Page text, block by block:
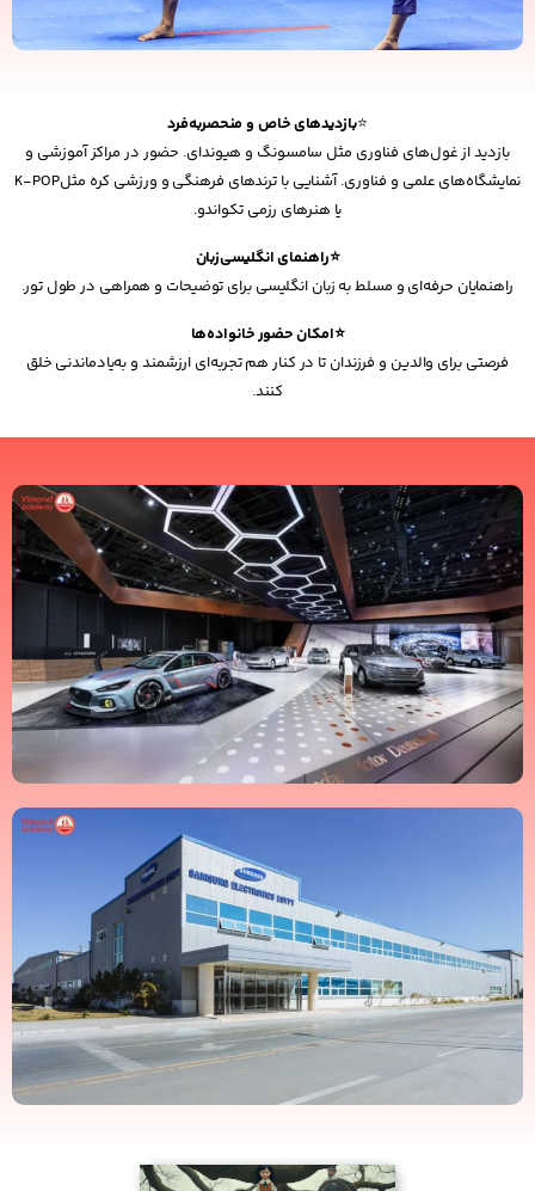
⭐بازدیدهای خاص و منحصربه‌فرد
بازدید از غول‌های فناوری مثل سامسونگ و هیوندای. حضور در مراکز آموزشی و
نمایشگاه‌های علمی و فناوری. آشنایی با ترندهای فرهنگی و ورزشی کره مثلK-POP
یا هنرهای رزمی تکواندو.
⭐راهنمای انگلیسی‌زبان
راهنمایان حرفه‌ای و مسلط به زبان انگلیسی برای توضیحات و همراهی در طول تور.
⭐امکان حضور خانواده‌ها
فرصتی برای والدین و فرزندان تا در کنار هم تجربه‌ای ارزشمند و به‌یادماندنی خلق
کنند.